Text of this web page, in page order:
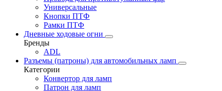
Универсальные
Кнопки ПТФ
Рамки ПТФ
Дневные ходовые огни
Бренды
ADL
Разъемы (патроны) для автомобильных ламп
Категории
Конвертор для ламп
Патрон для ламп